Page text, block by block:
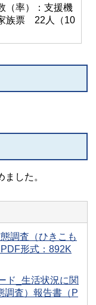
（率）：支援機
族票 22人（10
した。
調査（ひきこも
形式：892K
ド_生活状況に関
調査）報告書（P